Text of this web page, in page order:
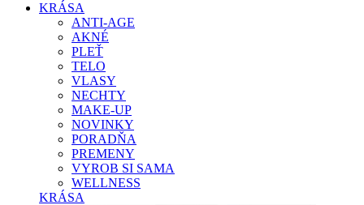
KRÁSA
ANTI-AGE
AKNÉ
PLEŤ
TELO
VLASY
NECHTY
MAKE-UP
NOVINKY
PORADŇA
PREMENY
VYROB SI SAMA
WELLNESS
KRÁSA